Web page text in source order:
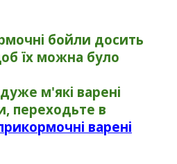
бойли досить
їх можна було
м'які варені
переходьте в
варені